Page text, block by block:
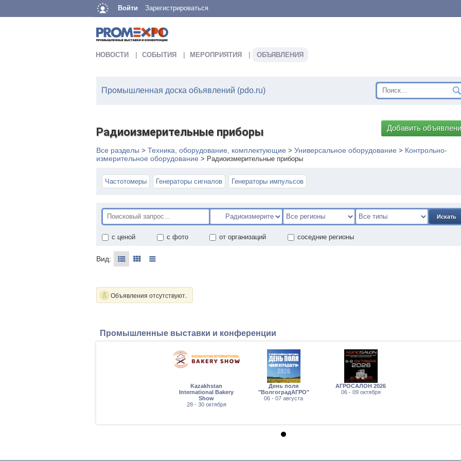
Войти Зарегистрироваться
НОВОСТИ СОБЫТИЯ МЕРОПРИЯТИЯ ОБЪЯВЛЕНИЯ
Промышленная доска объявлений (pdo.ru)
Радиоизмерительные приборы Добавить
Все разделы > Техника, оборудование, комплектующие > Универсальное оборудование > Контрольно-
измерительное оборудование > Радиоизмерительные приборы
Частотомеры Генераторы сигналов Генераторы импульсов
Искать
с ценой с фото от организаций соседние регионы
Вид:
Объявления отсутствуют.
Промышленные выставки и конференции
Kazakhstan
International Bakery
Show
28 - 30 октября
День поля
"ВолгоградАГРО"
06 - 07 августа
АГРОСАЛОН 2026
06 - 09 октября